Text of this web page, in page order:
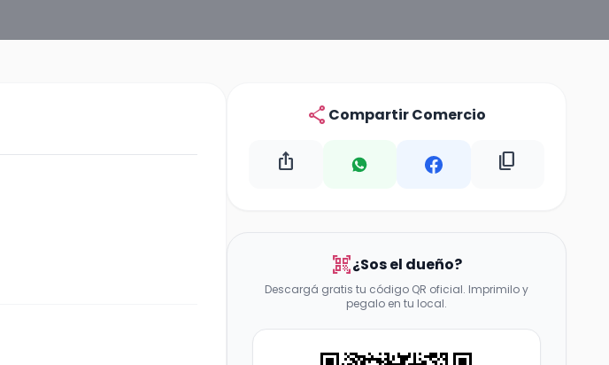
share Compartir Comercio
ios_share content_copy
qr_code_scanner¿Sos el dueño?
Descargá gratis tu código QR oficial. Imprimilo y
pegalo en tu local.